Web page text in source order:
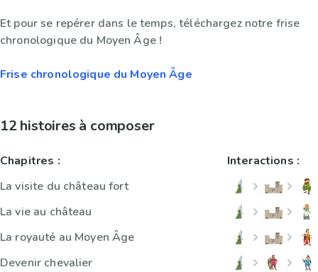
Et pour se repérer dans le temps, téléchargez notre frise
chronologique du Moyen Âge !
Frise chronologique du Moyen Âge
12 histoires à composer
Chapitres :
La visite du château fort
La vie au château
La royauté au Moyen Âge
Devenir chevalier
Interactions :